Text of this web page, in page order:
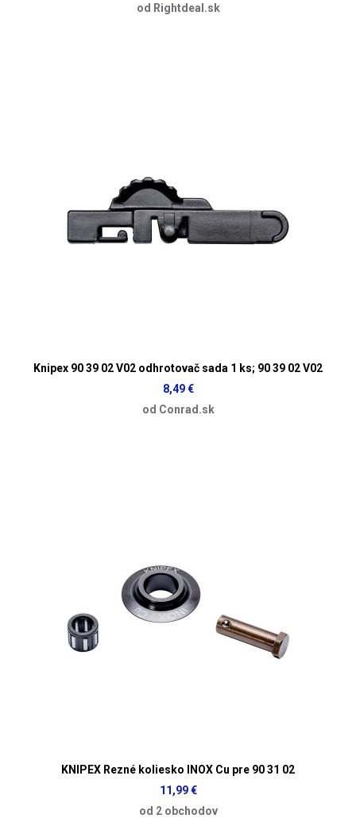
od Rightdeal.sk
Knipex 90 39 02 V02 odhrotovač sada 1 ks; 90 39 02 V02
8,49 €
od Conrad.sk
KNIPEX Rezné koliesko INOX Cu pre 90 31 02
11,99 €
od 2 obchodov